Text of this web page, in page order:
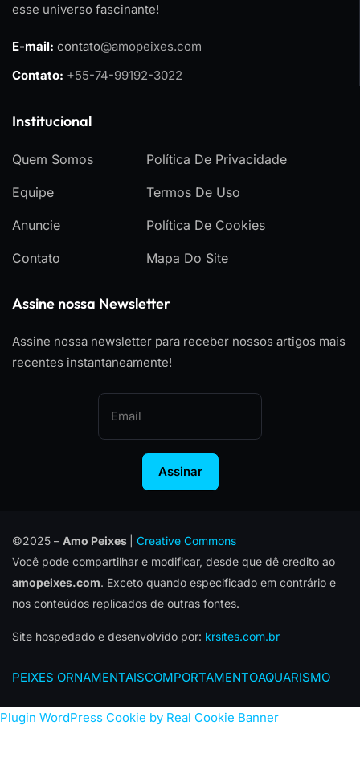
esse universo fascinante!
E-mail: contato@amopeixes.com
Contato: +55-74-99192-3022
Institucional
Quem Somos
Equipe
Anuncie
Contato
Política De Privacidade
Termos De Uso
Política De Cookies
Mapa Do Site
Assine nossa Newsletter
Assine nossa newsletter para receber nossos artigos mais
recentes instantaneamente!
Assinar
©2025 – Amo Peixes
Creative Commons
Você pode compartilhar e modificar, desde que dê credito ao
amopeixes.com. Exceto quando especificado em contrário e
nos conteúdos replicados de outras fontes.
Site hospedado e desenvolvido por: krsites.com.br
PEIXES ORNAMENTAISCOMPORTAMENTOAQUARISMO
Plugin WordPress Cookie by Real Cookie Banner